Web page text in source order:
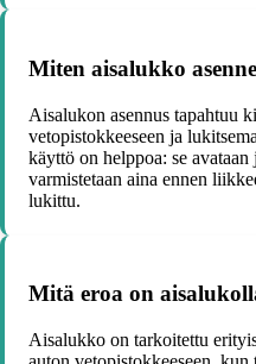
Miten aisalukko
Aisalukon asennus tapahtuu
vetopistokkeeseen ja
käyttö on helppoa: se
varmistetaan aina ennen
lukittu.
Mitä eroa on
Aisalukko on tarkoitettu